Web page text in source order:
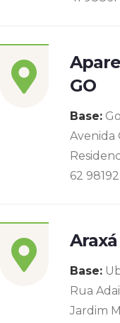
GO
Base:
Avenida
62
Araxá
Base:
Rua
Jardim